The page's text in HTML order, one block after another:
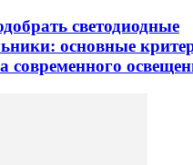
светодиодные
основные
современного